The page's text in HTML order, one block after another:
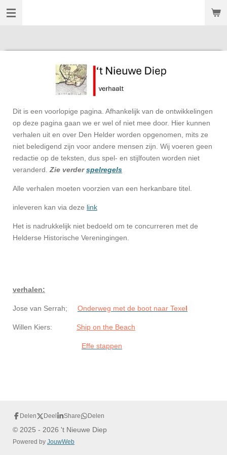
Ga
Dit is een voorlopige pagina. Afhankelijk van de ontwikkelingen
op deze pagina gaan we er wel of niet mee door. Hier kunnen
verhalen uit en over Den Helder worden opgenomen, mits ze
niet beledigend zijn voor andere mensen zijn. Wij voeren geen
redactie op de teksten, dus spel- en stijlfouten worden niet
veranderd. Zie verderspelregels
Alle verhalen moeten voorzien van een herkanbare titel.
inleveren kan via deze link
Het is nadrukkelijk niet bedoeld om te concurreren met de
Helderse Historische Vereningingen.
verhalen:
Jose van Serrah; Onderweg met de boot naar Texel
Willen Kiers: Ship on the Beach
Effe stappen
Delen Deel Share Delen
© 2025 - 2026 't Nieuwe Diep
Powered by JouwWeb